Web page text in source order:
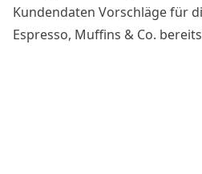
Kundendaten Vorschläge für
Espresso, Muffins & Co.